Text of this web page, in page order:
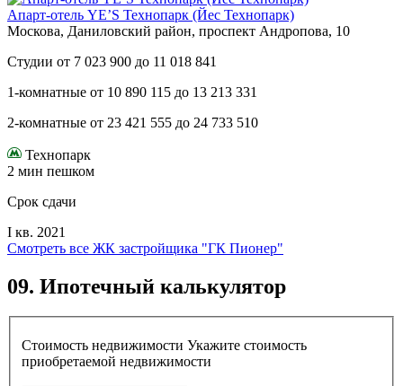
Апарт-отель YE’S Технопарк (Йес Технопарк)
Москова, Даниловский район, проспект Андропова, 10
Студии от 7 023 900 до 11 018 841
1-комнатные от 10 890 115 до 13 213 331
2-комнатные от 23 421 555 до 24 733 510
Технопарк
2 мин пешком
Срок сдачи
I кв. 2021
Смотреть все ЖК застройщика "ГК Пионер"
09. Ипотечный калькулятор
Стоимость недвижимости Укажите стоимость
приобретаемой недвижимости